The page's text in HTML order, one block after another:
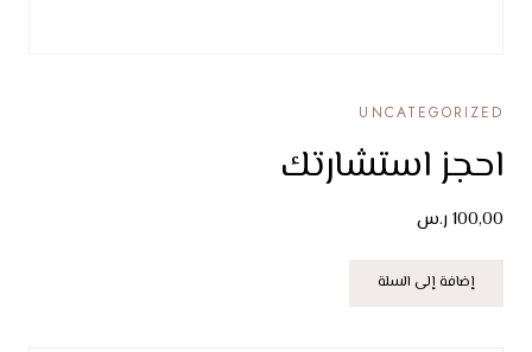
UNCATEGORIZED
احجز استشارتك
100,00 ر.س
إضافة إلى السلة